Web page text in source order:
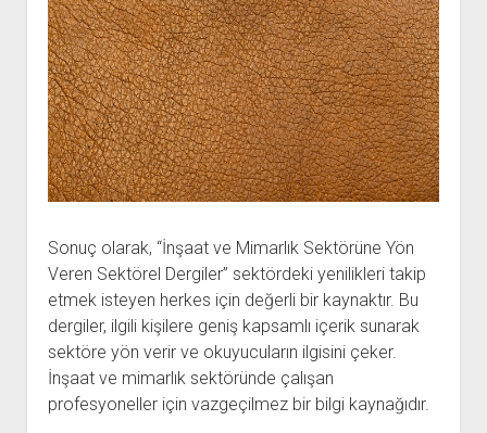
Sonuç olarak, “İnşaat ve Mimarlık Sektörüne Yön
Veren Sektörel Dergiler” sektördeki yenilikleri takip
etmek isteyen herkes için değerli bir kaynaktır. Bu
dergiler, ilgili kişilere geniş kapsamlı içerik sunarak
sektöre yön verir ve okuyucuların ilgisini çeker.
İnşaat ve mimarlık sektöründe çalışan
profesyoneller için vazgeçilmez bir bilgi kaynağıdır.